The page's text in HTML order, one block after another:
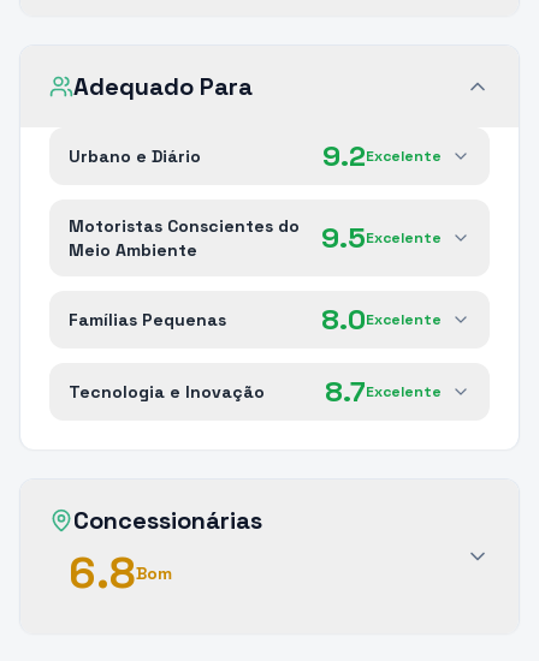
Adequado Para
Urbano e Diário 9.2Excelente
Motoristas Conscientes do
Meio Ambiente
9.5Excelente
Famílias Pequenas 8.0Excelente
Tecnologia e Inovação 8.7Excelente
Concessionárias
6.8Bom